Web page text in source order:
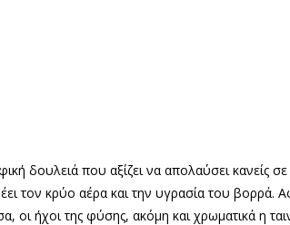
δουλειά που αξίζει να απολαύσει
τον κρύο αέρα και την υγρασία του
ήχοι της φύσης, ακόμη και χρωματικά η